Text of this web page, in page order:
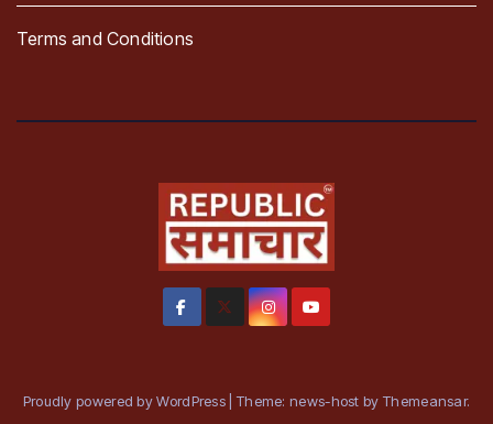
Terms and Conditions
Proudly powered by WordPress Theme: news-host by Themeansar.